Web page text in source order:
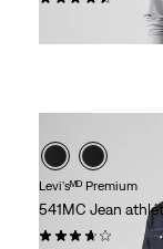
Levi'sᴹᴰ Premium
541MC Jean
(239)